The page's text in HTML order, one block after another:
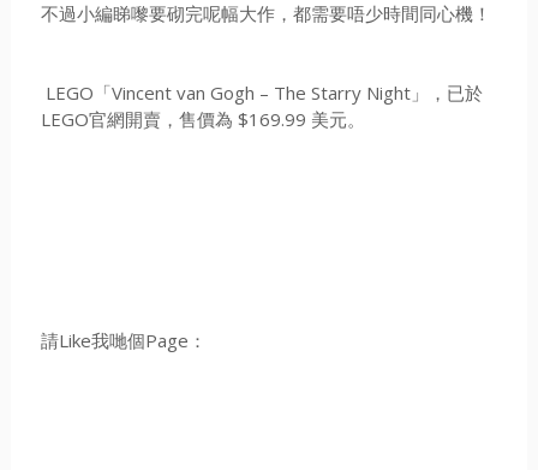
不過小編睇嚟要砌完呢幅大作，都需要唔少時間同心機！
LEGO「Vincent van Gogh – The Starry Night」，已於
LEGO官網開賣，售價為 $169.99 美元。
請Like我哋個Page：